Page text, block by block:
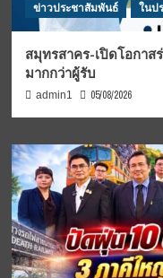
ข่าวประชาสัมพันธ์ ในป
สมุทรสาคร-เปิดโอกาส
มากกว่าผู้รับ
admin1 05/08/2026